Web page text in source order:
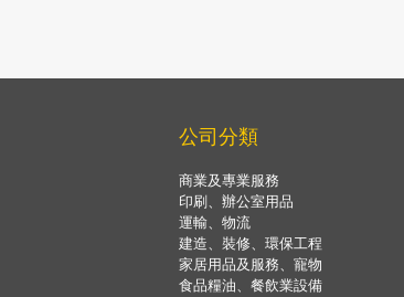
公司分類
商業及專業服務
印刷、辦公室用品
運輸、物流
建造、裝修、環保工程
家居用品及服務、寵物
食品糧油、餐飲業設備